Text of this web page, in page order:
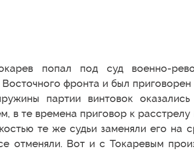
попал под суд военно-
фронта и был приговорен
партии винтовок
в те времена приговор к расстрелу
те же судьи заменяли его на
отменяли. Вот и с Токаревым